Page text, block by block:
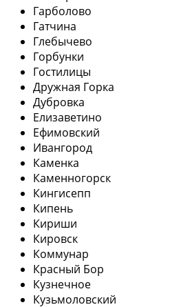
Гарболово
Гатчина
Глебычево
Горбунки
Гостилицы
Дружная Горка
Дубровка
Елизаветино
Ефимовский
Ивангород
Каменка
Каменногорск
Кингисепп
Кипень
Кириши
Кировск
Коммунар
Красный Бор
Кузнечное
Кузьмоловский